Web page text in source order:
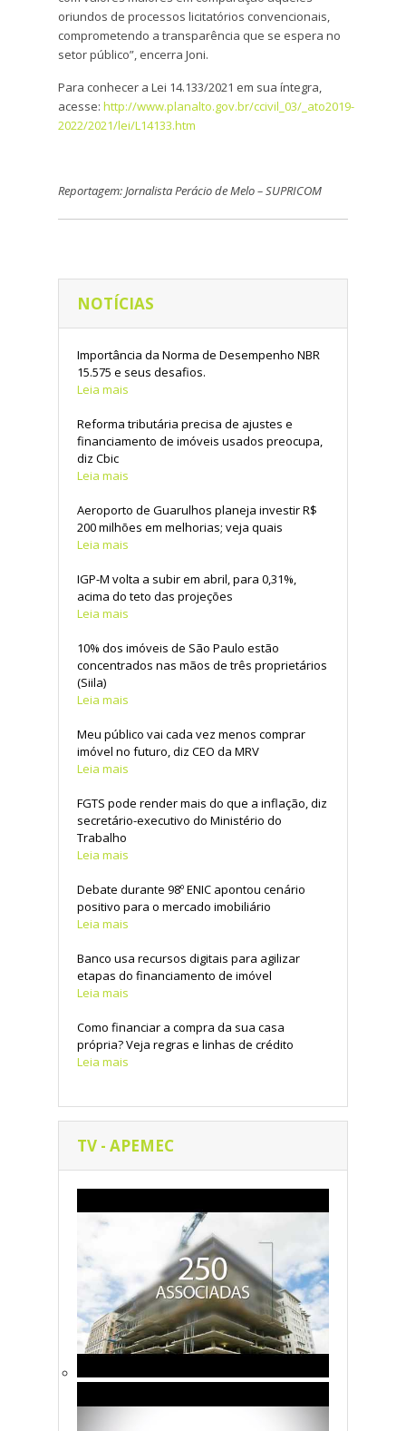
oriundos de processos licitatórios convencionais,
comprometendo a transparência que se espera no
setor público”, encerra Joni.
Para conhecer a Lei 14.133/2021 em sua íntegra,
acesse: http://www.planalto.gov.br/ccivil_03/_ato2019-
2022/2021/lei/L14133.htm
Reportagem: Jornalista Perácio de Melo – SUPRICOM
NOTÍCIAS
Importância da Norma de Desempenho NBR
15.575 e seus desafios.
Leia mais
Reforma tributária precisa de ajustes e
financiamento de imóveis usados preocupa,
diz Cbic
Leia mais
Aeroporto de Guarulhos planeja investir R$
200 milhões em melhorias; veja quais
Leia mais
IGP-M volta a subir em abril, para 0,31%,
acima do teto das projeções
Leia mais
10% dos imóveis de São Paulo estão
concentrados nas mãos de três proprietários
(Siila)
Leia mais
Meu público vai cada vez menos comprar
imóvel no futuro, diz CEO da MRV
Leia mais
FGTS pode render mais do que a inflação, diz
secretário-executivo do Ministério do
Trabalho
Leia mais
Debate durante 98º ENIC apontou cenário
positivo para o mercado imobiliário
Leia mais
Banco usa recursos digitais para agilizar
etapas do financiamento de imóvel
Leia mais
Como financiar a compra da sua casa
própria? Veja regras e linhas de crédito
Leia mais
TV - APEMEC